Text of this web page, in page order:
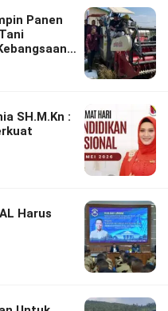
Panen
SH.M.Kn :
Harus